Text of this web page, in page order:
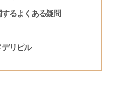
るよくある疑問
デリピル